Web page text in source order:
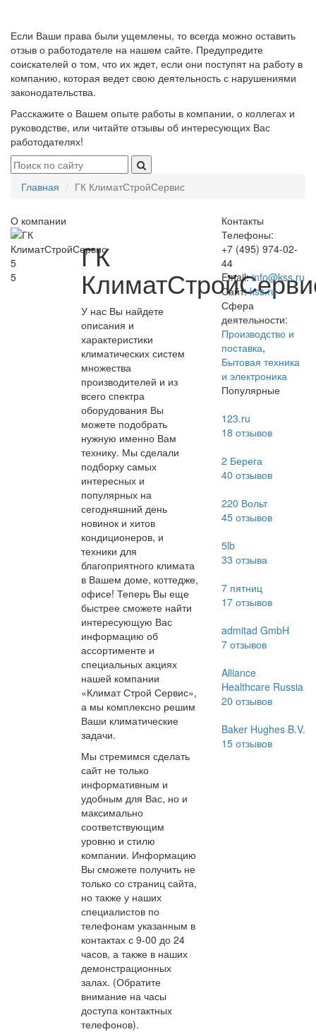
Если Ваши права были ущемлены, то всегда можно оставить
отзыв о работодателе на нашем сайте. Предупредите
соискателей о том, что их ждет, если они поступят на работу в
компанию, которая ведет свою деятельность с нарушениями
законодательства.
Расскажите о Вашем опыте работы в компании, о коллегах и
руководстве, или читайте отзывы об интересующих Вас
работодателях!
Главная ГК КлиматСтройСервис
О компании
5
5
ГК
У нас Вы найдете
описания и
характеристики
климатических систем
множества
производителей и из
всего спектра
оборудования Вы
можете подобрать
нужную именно Вам
технику. Мы сделали
подборку самых
интересных и
популярных на
сегодняшний день
новинок и хитов
кондиционеров, и
техники для
благоприятного климата
в Вашем доме, коттедже,
офисе! Теперь Вы еще
быстрее сможете найти
интересующую Вас
информацию об
ассортименте и
специальных акциях
нашей компании
«Климат Строй Сервис»,
а мы комплексно решим
Ваши климатические
задачи.
Мы стремимся сделать
сайт не только
информативным и
удобным для Вас, но и
максимально
соответствующим
уровню и стилю
компании. Информацию
Вы сможете получить не
только со страниц сайта,
но также у наших
специалистов по
телефонам указанным в
контактах с 9-00 до 24
часов, а также в наших
демонстрационных
залах. (Обратите
внимание на часы
доступа контактных
телефонов).
Контакты
Телефоны:
+7 (495) 974-02-
44
Email: info@kss.ru
Сайт: kss.ru
Сфера
деятельности:
Производство и
поставка,
Бытовая техника
и электроника
Популярные
123.ru
18 отзывов
2 Берега
40 отзывов
220 Вольт
45отзывов
5lb
33 отзыва
7 пятниц
17отзывов
admitad GmbH
7отзывов
Alliance
Healthcare Russia
20 отзывов
Baker Hughes B.V.
15отзывов